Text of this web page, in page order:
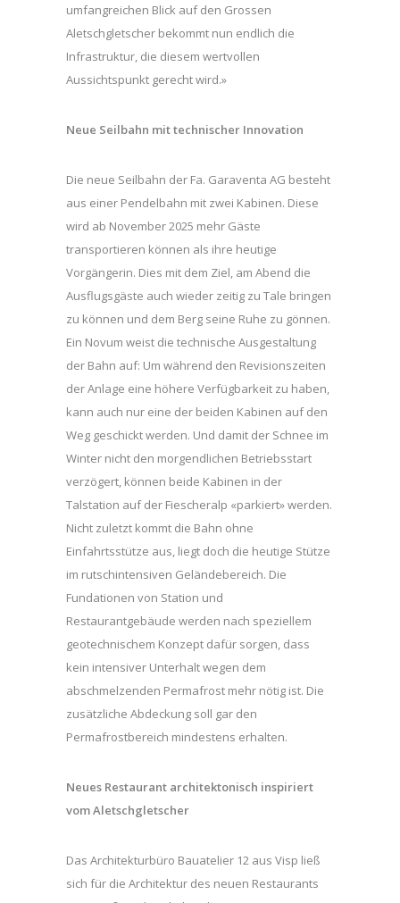
umfangreichen Blick auf den Grossen
Aletschgletscher bekommt nun endlich die
Infrastruktur, die diesem wertvollen
Aussichtspunkt gerecht wird.»
Neue Seilbahn mit technischer Innovation
Die neue Seilbahn der Fa. Garaventa AG besteht
aus einer Pendelbahn mit zwei Kabinen. Diese
wird ab November 2025 mehr Gäste
transportieren können als ihre heutige
Vorgängerin. Dies mit dem Ziel, am Abend die
Ausflugsgäste auch wieder zeitig zu Tale bringen
zu können und dem Berg seine Ruhe zu gönnen.
Ein Novum weist die technische Ausgestaltung
der Bahn auf: Um während den Revisionszeiten
der Anlage eine höhere Verfügbarkeit zu haben,
kann auch nur eine der beiden Kabinen auf den
Weg geschickt werden. Und damit der Schnee im
Winter nicht den morgendlichen Betriebsstart
verzögert, können beide Kabinen in der
Talstation auf der Fiescheralp «parkiert» werden.
Nicht zuletzt kommt die Bahn ohne
Einfahrtsstütze aus, liegt doch die heutige Stütze
im rutschintensiven Geländebereich. Die
Fundationen von Station und
Restaurantgebäude werden nach speziellem
geotechnischem Konzept dafür sorgen, dass
kein intensiver Unterhalt wegen dem
abschmelzenden Permafrost mehr nötig ist. Die
zusätzliche Abdeckung soll gar den
Permafrostbereich mindestens erhalten.
Neues Restaurant architektonisch inspiriert
vom Aletschgletscher
Das Architekturbüro Bauatelier 12 aus Visp ließ
sich für die Architektur des neuen Restaurants